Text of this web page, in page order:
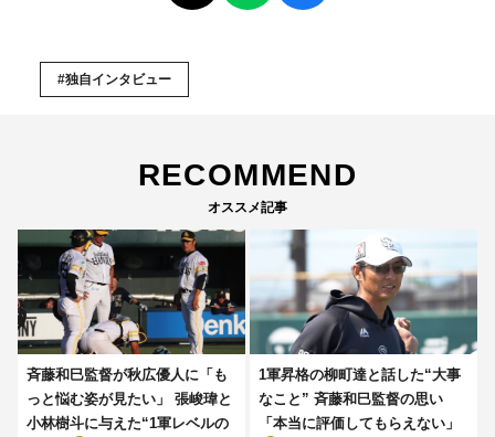
#独自インタビュー
RECOMMEND
オススメ記事
斉藤和巳監督が秋広優人に「も
っと悩む姿が見たい」 張峻瑋と
小林樹斗に与えた“1軍レベルの
1軍昇格の柳町達と話した“大事
なこと” 斉藤和巳監督の思い
「本当に評価してもらえない」